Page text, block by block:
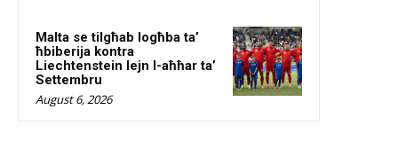
Malta se tilgħab logħba ta’
ħbiberija kontra
Liechtenstein lejn l-aħħar ta’
Settembru
August 6, 2026